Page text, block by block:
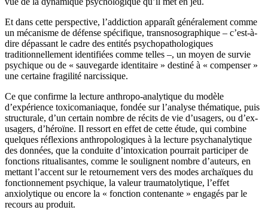
Et dans cette perspective, l’addiction apparaît généralement comme
un mécanisme de défense spécifique, transnosographique – c’est-à-
dire dépassant le cadre des entités psychopathologiques
traditionnellement identifiées comme telles –, un moyen de survie
psychique ou de « sauvegarde identitaire » destiné à « compenser »
une certaine fragilité narcissique.
Ce que confirme la lecture anthropo-analytique du modèle
d’expérience toxicomaniaque, fondée sur l’analyse thématique, puis
structurale, d’un certain nombre de récits de vie d’usagers, ou d’ex-
usagers, d’héroïne. Il ressort en effet de cette étude, qui combine
quelques réflexions anthropologiques à la lecture psychanalytique
des données, que la conduite d’intoxication pourrait participer de
fonctions ritualisantes, comme le soulignent nombre d’auteurs, en
mettant l’accent sur le retournement vers des modes archaïques du
fonctionnement psychique, la valeur traumatolytique, l’effet
anxiolytique ou encore la « fonction contenante » engagés par le
recours au produit.